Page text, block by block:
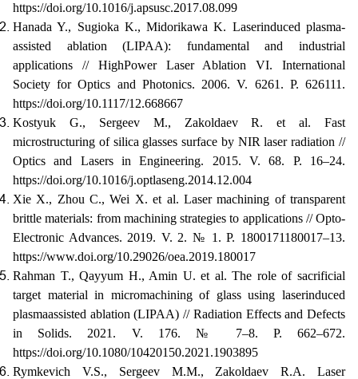
https://doi.org/10.1016/j.apsusc.2017.08.099
Hanada Y., Sugioka K., Midorikawa K. Laser­induced plasma­
assisted ablation (LIPAA): fundamental and industrial
applications // High­Power Laser Ablation VI. International
Society for Optics and Photonics. 2006. V. 6261. P. 626111.
https://doi.org/10.1117/12.668667
Kostyuk G., Sergeev M., Zakoldaev R. et al. Fast
microstructuring of silica glasses surface by NIR laser radiation //
Optics and Lasers in Engineering. 2015. V. 68. P. 16–24.
https://doi.org/10.1016/j.optlaseng.2014.12.004
Xie X., Zhou C., Wei X. et al. Laser machining of transparent
brittle materials: from machining strategies to applications // Opto­
Electronic Advances. 2019. V. 2. № 1. P. 180017­1­180017–13.
https://www.doi.org/10.29026/oea.2019.180017
Rahman T., Qayyum H., Amin U. et al. The role of sacrificial
target material in micromachining of glass using laser­induced
plasma­assisted ablation (LIPAA) // Radiation Effects and Defects
in Solids. 2021. V. 176. № 7–8. P. 662–672.
https://doi.org/10.1080/10420150.2021.1903895
Rymkevich V.S., Sergeev M.M., Zakoldaev R.A. Laser